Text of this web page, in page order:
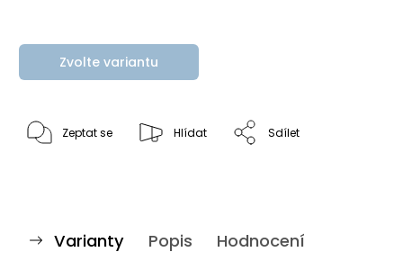
Zvolte variantu
Zeptat se Hlídat Sdílet
Varianty Popis Hodnocení